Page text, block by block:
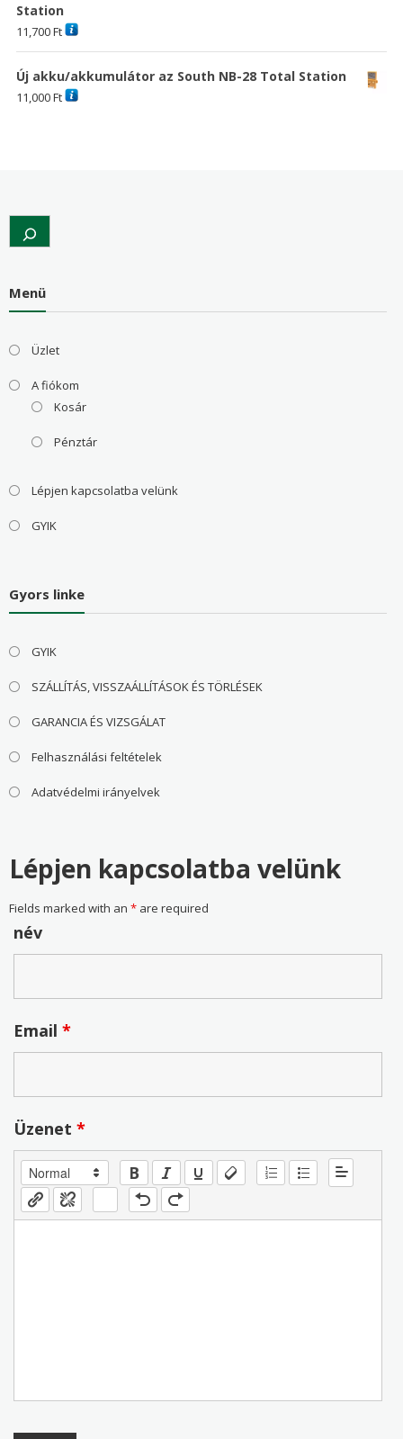
Station
11,700Ft
Új akku/akkumulátor az South NB-28 Total Station
11,000Ft
Search
Menü
Üzlet
A fiókom
Kosár
Pénztár
Lépjen kapcsolatba velünk
GYIK
Gyors linke
GYIK
SZÁLLÍTÁS, VISSZAÁLLÍTÁSOK ÉS TÖRLÉSEK
GARANCIA ÉS VIZSGÁLAT
Felhasználási feltételek
Adatvédelmi irányelvek
Lépjen kapcsolatba velünk
Fields marked with an *are required
név
Email *
Üzenet *